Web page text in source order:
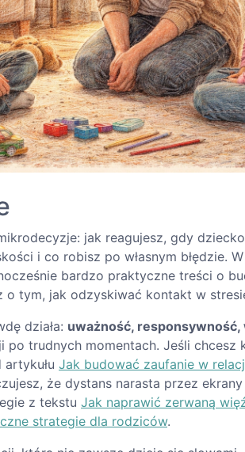
jak reagujesz, gdy
i co robisz po własnym błędzie.
bardzo praktyczne treści o
o tym, jak odzyskiwać kontakt w
działa: uważność, responsywność,
po trudnych momentach. Jeśli chcesz
Jak budować zaufanie w
że dystans narasta przez
z tekstu Jak naprawić zerwaną
strategie dla rodziców.